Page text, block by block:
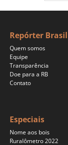
Repórter Brasil
Quem somos
Equipe
Transparência
Doe para a RB
Contato
Especiais
Nome aos bois
Ruralômetro 2022